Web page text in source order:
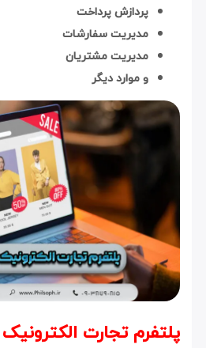
پردازش پرداخت
مدیریت سفارشات
مدیریت مشتریان
و موارد دیگر
پلتفرم تجارت